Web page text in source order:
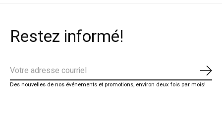
Restez informé!
Des nouvelles de nos événements et promotions, environ deux fois par mois!